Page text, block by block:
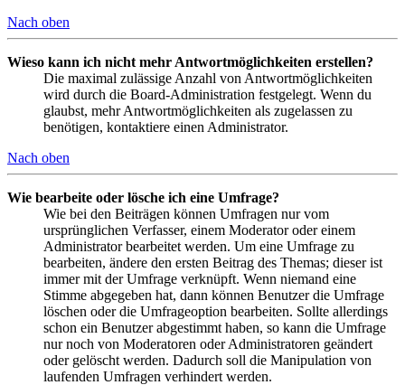
Nach oben
Wieso kann ich nicht mehr Antwortmöglichkeiten erstellen?
Die maximal zulässige Anzahl von Antwortmöglichkeiten
wird durch die Board-Administration festgelegt. Wenn du
glaubst, mehr Antwortmöglichkeiten als zugelassen zu
benötigen, kontaktiere einen Administrator.
Nach oben
Wie bearbeite oder lösche ich eine Umfrage?
Wie bei den Beiträgen können Umfragen nur vom
ursprünglichen Verfasser, einem Moderator oder einem
Administrator bearbeitet werden. Um eine Umfrage zu
bearbeiten, ändere den ersten Beitrag des Themas; dieser ist
immer mit der Umfrage verknüpft. Wenn niemand eine
Stimme abgegeben hat, dann können Benutzer die Umfrage
löschen oder die Umfrageoption bearbeiten. Sollte allerdings
schon ein Benutzer abgestimmt haben, so kann die Umfrage
nur noch von Moderatoren oder Administratoren geändert
oder gelöscht werden. Dadurch soll die Manipulation von
laufenden Umfragen verhindert werden.